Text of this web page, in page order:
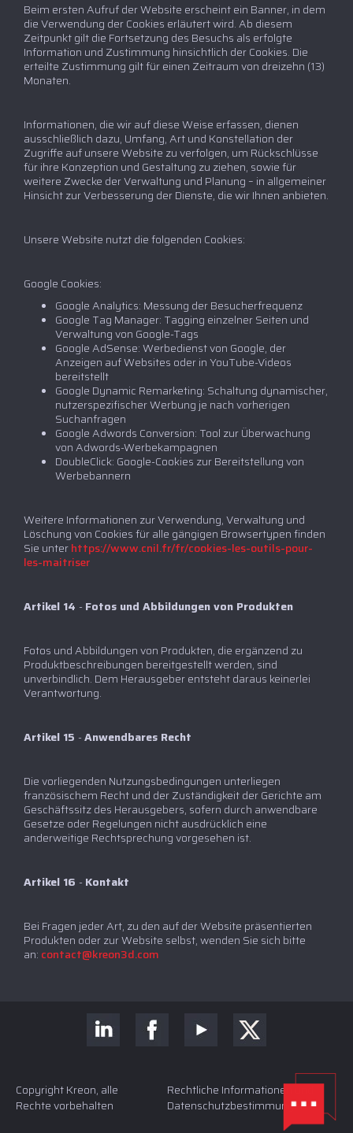
Beim ersten Aufruf der Website erscheint ein Banner, in dem
die Verwendung der Cookies erläutert wird. Ab diesem
Zeitpunkt gilt die Fortsetzung des Besuchs als erfolgte
Information und Zustimmung hinsichtlich der Cookies. Die
erteilte Zustimmung gilt für einen Zeitraum von dreizehn (13)
Monaten.
Informationen, die wir auf diese Weise erfassen, dienen
ausschließlich dazu, Umfang, Art und Konstellation der
Zugriffe auf unsere Website zu verfolgen, um Rückschlüsse
für ihre Konzeption und Gestaltung zu ziehen, sowie für
weitere Zwecke der Verwaltung und Planung – in allgemeiner
Hinsicht zur Verbesserung der Dienste, die wir Ihnen anbieten.
Unsere Website nutzt die folgenden Cookies:
Google Cookies:
Google Analytics: Messung der Besucherfrequenz
Google Tag Manager: Tagging einzelner Seiten und
Verwaltung von Google-Tags
Google AdSense: Werbedienst von Google, der
Anzeigen auf Websites oder in YouTube-Videos
bereitstellt
Google Dynamic Remarketing: Schaltung dynamischer,
nutzerspezifischer Werbung je nach vorherigen
Suchanfragen
Google Adwords Conversion: Tool zur Überwachung
von Adwords-Werbekampagnen
DoubleClick: Google-Cookies zur Bereitstellung von
Werbebannern
Weitere Informationen zur Verwendung, Verwaltung und
Löschung von Cookies für alle gängigen Browsertypen finden
Sie unterhttps://www.cnil.fr/fr/cookies-les-outils-pour-
les-maitriser‍
Artikel 14 - Fotos und Abbildungen von Produkten
Fotos und Abbildungen von Produkten, die ergänzend zu
Produktbeschreibungen bereitgestellt werden, sind
unverbindlich. Dem Herausgeber entsteht daraus keinerlei
Verantwortung.
Artikel 15 -Anwendbares Recht‍
Die vorliegenden Nutzungsbedingungen unterliegen
französischem Recht und der Zuständigkeit der Gerichte am
Geschäftssitz des Herausgebers, sofern durch anwendbare
Gesetze oder Regelungen nicht ausdrücklich eine
anderweitige Rechtsprechung vorgesehen ist.
Artikel 16 - Kontakt
Bei Fragen jeder Art, zu den auf der Website präsentierten
Produkten oder zur Website selbst, wenden Sie sich bitte
an: contact@kreon3d.com
Copyright Kreon, alle
Rechte vorbehalten
Rechtliche Informationen und
Datenschutzbestimmungen